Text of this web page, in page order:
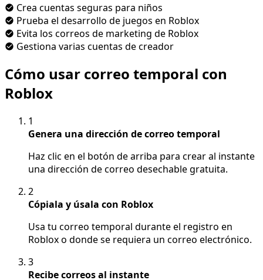
Crea cuentas seguras para niños
Prueba el desarrollo de juegos en Roblox
Evita los correos de marketing de Roblox
Gestiona varias cuentas de creador
Cómo usar correo temporal con
Roblox
1
Genera una dirección de correo temporal
Haz clic en el botón de arriba para crear al instante
una dirección de correo desechable gratuita.
2
Cópiala y úsala con Roblox
Usa tu correo temporal durante el registro en
Roblox o donde se requiera un correo electrónico.
3
Recibe correos al instante